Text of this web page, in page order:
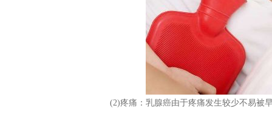
(2)疼痛：乳腺癌由于疼痛发生较少不易被早期